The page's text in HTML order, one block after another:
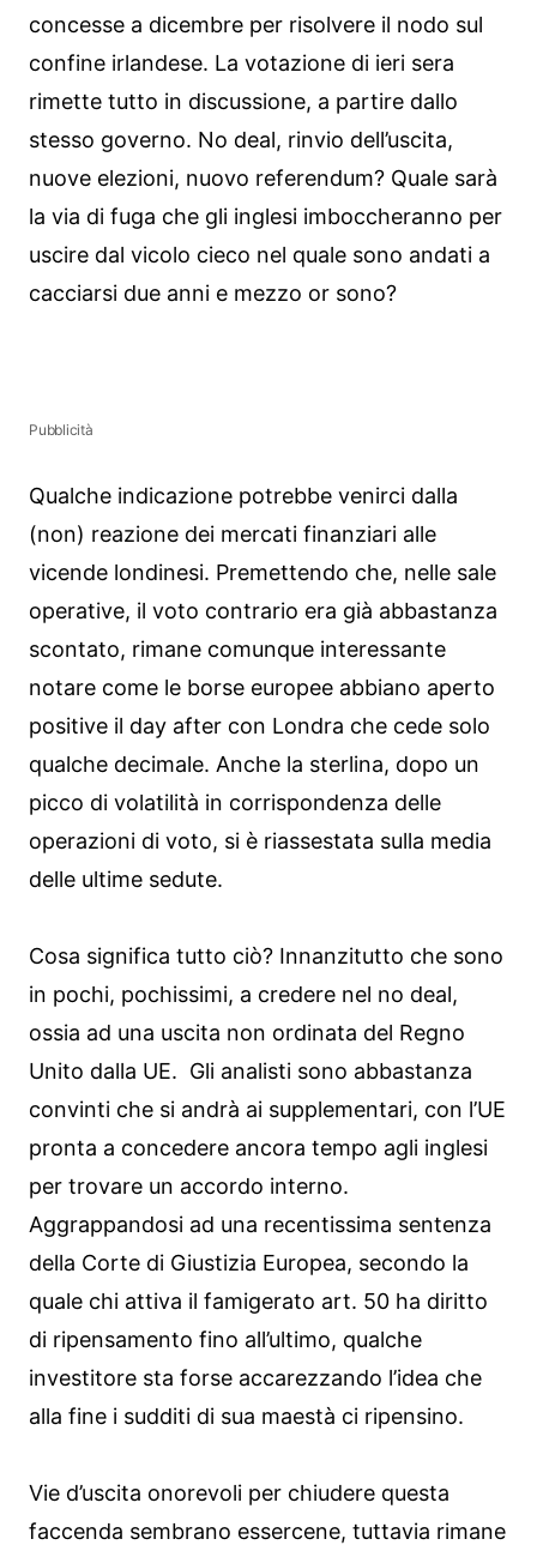
concesse a dicembre per risolvere il nodo sul
confine irlandese. La votazione di ieri sera
rimette tutto in discussione, a partire dallo
stesso governo. No deal, rinvio dell’uscita,
nuove elezioni, nuovo referendum? Quale sarà
la via di fuga che gli inglesi imboccheranno per
uscire dal vicolo cieco nel quale sono andati a
cacciarsi due anni e mezzo or sono?
Pubblicità
Qualche indicazione potrebbe venirci dalla
(non) reazione dei mercati finanziari alle
vicende londinesi. Premettendo che, nelle sale
operative, il voto contrario era già abbastanza
scontato, rimane comunque interessante
notare come le borse europee abbiano aperto
positive il day after con Londra che cede solo
qualche decimale. Anche la sterlina, dopo un
picco di volatilità in corrispondenza delle
operazioni di voto, si è riassestata sulla media
delle ultime sedute.
Cosa significa tutto ciò? Innanzitutto che sono
in pochi, pochissimi, a credere nel no deal,
ossia ad una uscita non ordinata del Regno
Unito dalla UE. Gli analisti sono abbastanza
convinti che si andrà ai supplementari, con l’UE
pronta a concedere ancora tempo agli inglesi
per trovare un accordo interno.
Aggrappandosi ad una recentissima sentenza
della Corte di Giustizia Europea, secondo la
quale chi attiva il famigerato art. 50 ha diritto
di ripensamento fino all’ultimo, qualche
investitore sta forse accarezzando l’idea che
alla fine i sudditi di sua maestà ci ripensino.
Vie d’uscita onorevoli per chiudere questa
faccenda sembrano essercene, tuttavia rimane